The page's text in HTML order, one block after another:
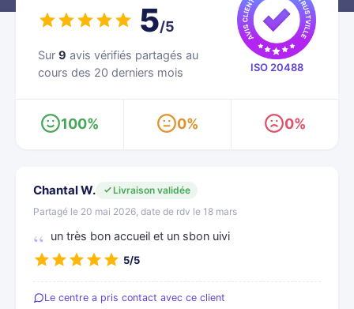
5/5
Sur 9 avis vérifiés partagés au
cours des 20 derniers mois
ISO 20488
100% 0% 0%
Chantal W.
Livraison validée
Partagé le 20 mai 2026, date de rdv le 18 mars
un très bon accueil et un sbon uivi
5/5
Le centre a pris contact avec ce client